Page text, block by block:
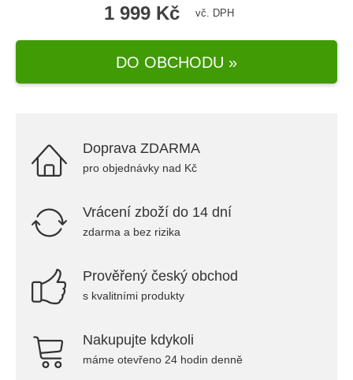
1 999 Kč vč. DPH
DO OBCHODU »
Doprava ZDARMA
pro objednávky nad Kč
Vrácení zboží do 14 dní
zdarma a bez rizika
Prověřený český obchod
s kvalitními produkty
Nakupujte kdykoli
máme otevřeno 24 hodin denně